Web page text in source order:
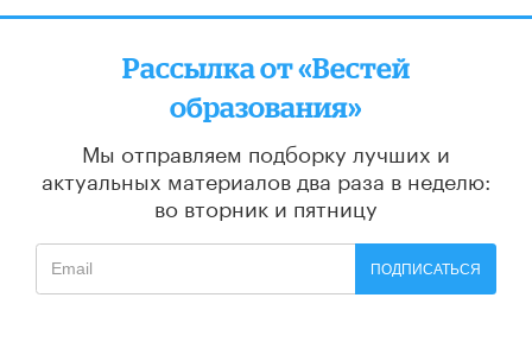
Рассылка от «Вестей
образования»
Мы отправляем подборку лучших и
актуальных материалов два раза в неделю:
во вторник и пятницу
ПОДПИСАТЬСЯ